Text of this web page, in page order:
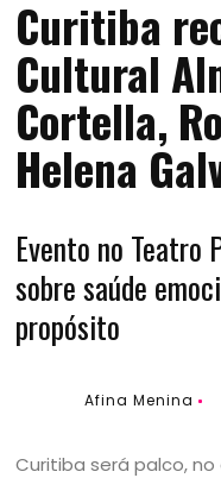
Curitiba
Cultural
Cortella,
Helena
Evento no Teatro
sobre saúde
propósito
Afina Menina
Curitiba será palco, no